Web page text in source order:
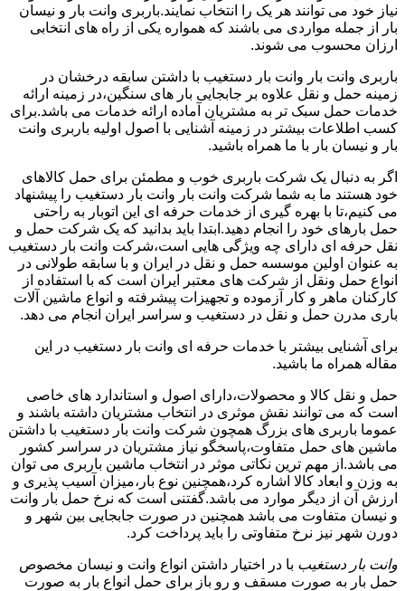
نیاز خود می توانند هر یک را انتخاب نمایند.باربری وانت بار و نیسان
بار از جمله مواردی می باشند که همواره یکی از راه های انتخابی
ارزان محسوب می شوند.
باربری وانت بار وانت بار دستغیب با داشتن سابقه درخشان در
زمینه حمل و نقل علاوه بر جابجایی بار های سنگین،در زمینه ارائه
خدمات حمل سبک تر به مشتریان آماده ارائه خدمات می باشد.برای
کسب اطلاعات بیشتر در زمینه آشنایی با اصول اولیه باربری وانت
بار و نیسان بار با ما همراه باشید.
اگر به دنبال یک شرکت باربری خوب و مطمئن برای حمل کالاهای
خود هستند ما به شما شرکت وانت بار وانت بار دستغیب را پیشنهاد
می کنیم،تا با بهره گیری از خدمات حرفه ای این اتوبار به راحتی
حمل بارهای خود را انجام دهید.ابتدا باید بدانید که یک شرکت حمل و
نقل حرفه ای دارای چه ویژگی هایی است،شرکت وانت بار دستغیب
به عنوان اولین موسسه حمل و نقل در ایران و با سابقه طولانی در
انواع حمل ونقل از شرکت های معتبر ایران است که با استفاده از
کارکنان ماهر و کار آزموده و تجهیزات پیشرفته و انواع ماشین آلات
باری مدرن حمل و نقل در دستغیب و سراسر ایران انجام می دهد.
برای آشنایی بیشتر با خدمات حرفه ای وانت بار دستغیب در این
مقاله همراه ما باشید.
حمل و نقل کالا و محصولات،دارای اصول و استاندارد های خاصی
است که می توانند نقش موثری در انتخاب مشتریان داشته باشند و
عموما باربری های بزرگ همچون شرکت وانت بار دستغیب با داشتن
ماشین های حمل متفاوت،پاسخگو نیاز مشتریان در سراسر کشور
می باشد.از مهم ترین نکاتی موثر در انتخاب ماشین باربری می توان
به وزن و ابعاد کالا اشاره کرد،همچنین نوع بار،میزان آسیب پذیری و
ارزش آن از دیگر موارد می باشد.گفتنی است که نرخ حمل بار وانت
و نیسان متفاوت می باشد همچنین در صورت جابجایی بین شهر و
دورن شهر نیز نرخ متفاوتی را باید پرداخت کرد.
وانت بار دستغیب با در اختیار داشتن انواع وانت و نیسان مخصوص
حمل بار به صورت مسقف و رو باز برای حمل انواع بار به صورت